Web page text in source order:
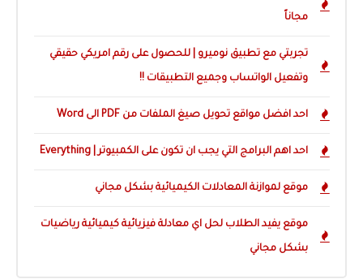
مجاناً
تجربتي مع تطبيق نوميرو | للحصول على رقم امريكي حقيقي
وتفعيل الواتساب وجميع التطبيقات !!
احد افضل مواقع تحويل صيغ الملفات من PDF الى Word
احد اهم البرامج التي يجب ان تكون على الكمبيوتر | Everything
موقع لموازنة المعادلات الكيميائية بشكل مجاني
موقع يفيد الطلاب لحل اي معادلة فيزيائية كيميائية رياضيات
بشكل مجاني